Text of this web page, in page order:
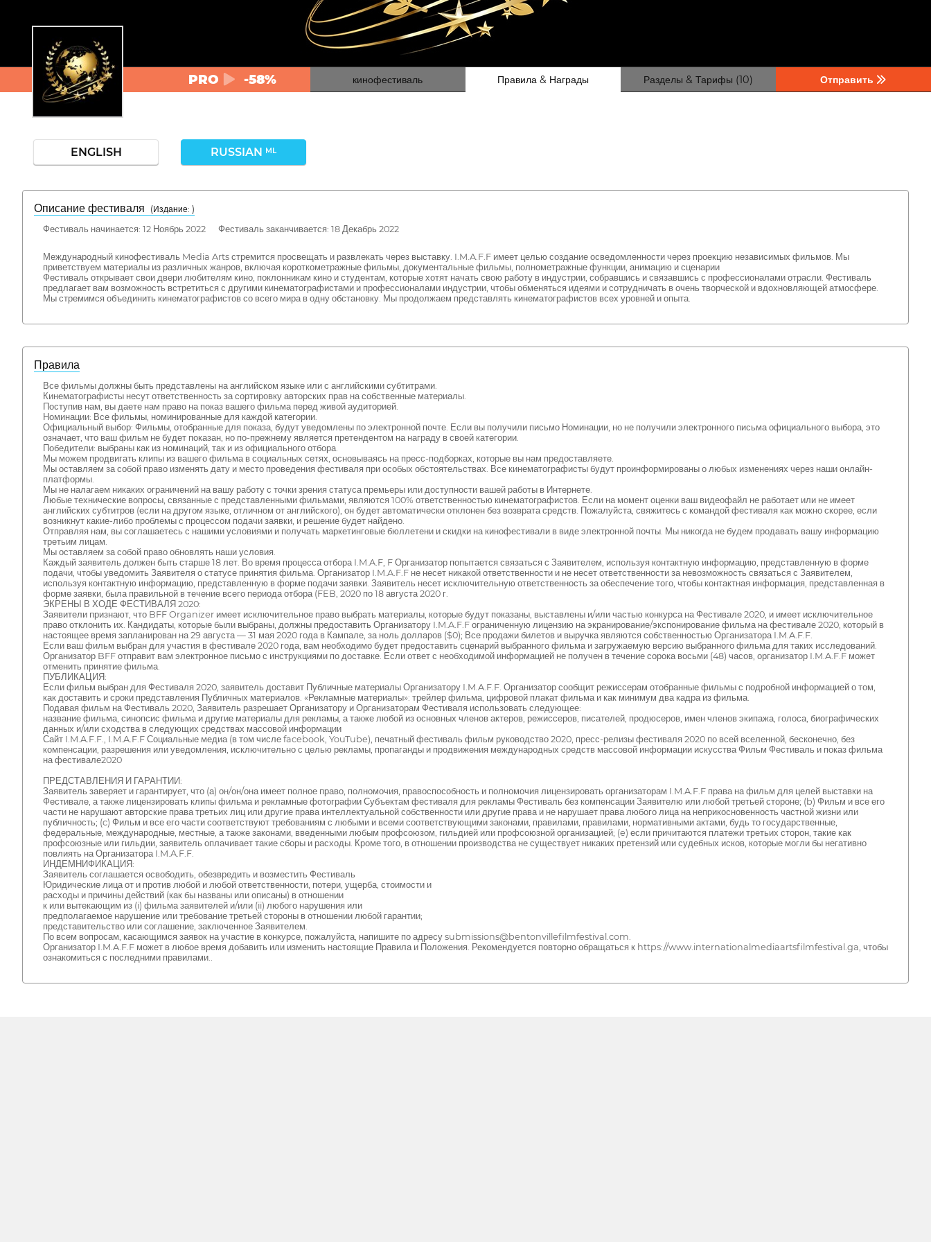
PRO -58% кинофестиваль Правила & Награды Разделы & Тарифы (10) Отправить
ENGLISH RUSSIAN ML
Описание фестиваля
( Издание: )
Фестиваль начинается: 12 Ноябрь 2022 Фестиваль заканчивается: 18 Декабрь 2022
Международный кинофестиваль Media Arts стремится просвещать и развлекать через выставку. I.M.A.F.F имеет целью создание осведомленности через проекцию независимых фильмов. Мы
приветствуем материалы из различных жанров, включая короткометражные фильмы, документальные фильмы, полнометражные функции, анимацию и сценарии
Фестиваль открывает свои двери любителям кино, поклонникам кино и студентам, которые хотят начать свою работу в индустрии, собравшись и связавшись с профессионалами отрасли. Фестиваль
предлагает вам возможность встретиться с другими кинематографистами и профессионалами индустрии, чтобы обменяться идеями и сотрудничать в очень творческой и вдохновляющей атмосфере.
Мы стремимся объединить кинематографистов со всего мира в одну обстановку. Мы продолжаем представлять кинематографистов всех уровней и опыта.
Правила
Все фильмы должны быть представлены на английском языке или с английскими субтитрами.
Кинематографисты несут ответственность за сортировку авторских прав на собственные материалы.
Поступив нам, вы даете нам право на показ вашего фильма перед живой аудиторией.
Номинации: Все фильмы, номинированные для каждой категории.
Официальный выбор: Фильмы, отобранные для показа, будут уведомлены по электронной почте. Если вы получили письмо Номинации, но не получили электронного письма официального выбора, это
означает, что ваш фильм не будет показан, но по-прежнему является претендентом на награду в своей категории.
Победители: выбраны как из номинаций, так и из официального отбора.
Мы можем продвигать клипы из вашего фильма в социальных сетях, основываясь на пресс-подборках, которые вы нам предоставляете.
Мы оставляем за собой право изменять дату и место проведения фестиваля при особых обстоятельствах. Все кинематографисты будут проинформированы о любых изменениях через наши онлайн-
платформы.
Мы не налагаем никаких ограничений на вашу работу с точки зрения статуса премьеры или доступности вашей работы в Интернете.
Любые технические вопросы, связанные с представленными фильмами, являются 100% ответственностью кинематографистов. Если на момент оценки ваш видеофайл не работает или не имеет
английских субтитров (если на другом языке, отличном от английского), он будет автоматически отклонен без возврата средств. Пожалуйста, свяжитесь с командой фестиваля как можно скорее, если
возникнут какие-либо проблемы с процессом подачи заявки, и решение будет найдено.
Отправляя нам, вы соглашаетесь с нашими условиями и получать маркетинговые бюллетени и скидки на кинофестивали в виде электронной почты. Мы никогда не будем продавать вашу информацию
третьим лицам.
Мы оставляем за собой право обновлять наши условия.
Каждый заявитель должен быть старше 18 лет. Во время процесса отбора I.M.A.F, F Организатор попытается связаться с Заявителем, используя контактную информацию, представленную в форме
подачи, чтобы уведомить Заявителя о статусе принятия фильма. Организатор I.M.A.F.F не несет никакой ответственности и не несет ответственности за невозможность связаться с Заявителем,
используя контактную информацию, представленную в форме подачи заявки. Заявитель несет исключительную ответственность за обеспечение того, чтобы контактная информация, представленная в
форме заявки, была правильной в течение всего периода отбора (FEB, 2020 по 18 августа 2020 г.
ЭКРЕНЫ В ХОДЕ ФЕСТИВАЛЯ 2020:
Заявители признают, что BFF Organizer имеет исключительное право выбрать материалы, которые будут показаны, выставлены и/или частью конкурса на Фестивале 2020, и имеет исключительное
право отклонить их. Кандидаты, которые были выбраны, должны предоставить Организатору I.M.A.F.F ограниченную лицензию на экранирование/экспонирование фильма на фестивале 2020, который в
настоящее время запланирован на 29 августа — 31 мая 2020 года в Кампале, за ноль долларов ($0); Все продажи билетов и выручка являются собственностью Организатора I.M.A.F.F.
Если ваш фильм выбран для участия в фестивале 2020 года, вам необходимо будет предоставить сценарий выбранного фильма и загружаемую версию выбранного фильма для таких исследований.
Организатор BFF отправит вам электронное письмо с инструкциями по доставке. Если ответ с необходимой информацией не получен в течение сорока восьми (48) часов, организатор I.M.A.F.F может
отменить принятие фильма.
ПУБЛИКАЦИЯ:
Если фильм выбран для Фестиваля 2020, заявитель доставит Публичные материалы Организатору I.M.A.F.F. Организатор сообщит режиссерам отобранные фильмы с подробной информацией о том,
как доставить и сроки представления Публичных материалов. «Рекламные материалы»: трейлер фильма, цифровой плакат фильма и как минимум два кадра из фильма.
Подавая фильм на Фестиваль 2020, Заявитель разрешает Организатору и Организаторам Фестиваля использовать следующее:
название фильма, синопсис фильма и другие материалы для рекламы, а также любой из основных членов актеров, режиссеров, писателей, продюсеров, имен членов экипажа, голоса, биографических
данных и/или сходства в следующих средствах массовой информации
Сайт I.M.A.F.F., I.M.A.F.F Социальные медиа (в том числе facebook, YouTube), печатный фестиваль фильм руководство 2020, пресс-релизы фестиваля 2020 по всей вселенной, бесконечно, без
компенсации, разрешения или уведомления, исключительно с целью рекламы, пропаганды и продвижения международных средств массовой информации искусства Фильм Фестиваль и показ фильма
на фестивале2020
ПРЕДСТАВЛЕНИЯ И ГАРАНТИИ:
Заявитель заверяет и гарантирует, что (а) он/он/она имеет полное право, полномочия, правоспособность и полномочия лицензировать организаторам I.M.A.F.F права на фильм для целей выставки на
Фестивале, а также лицензировать клипы фильма и рекламные фотографии Субъектам фестиваля для рекламы Фестиваль без компенсации Заявителю или любой третьей стороне; (b) Фильм и все его
части не нарушают авторские права третьих лиц или другие права интеллектуальной собственности или другие права и не нарушает права любого лица на неприкосновенность частной жизни или
публичность; (c) Фильм и все его части соответствуют требованиям с любыми и всеми соответствующими законами, правилами, правилами, нормативными актами, будь то государственные,
федеральные, международные, местные, а также законами, введенными любым профсоюзом, гильдией или профсоюзной организацией; (e) если причитаются платежи третьих сторон, такие как
профсоюзные или гильдии, заявитель оплачивает такие сборы и расходы. Кроме того, в отношении производства не существует никаких претензий или судебных исков, которые могли бы негативно
повлиять на Организатора I.M.A.F.F.
ИНДЕМНИФИКАЦИЯ:
Заявитель соглашается освободить, обезвредить и возместить Фестиваль
Юридические лица от и против любой и любой ответственности, потери, ущерба, стоимости и
расходы и причины действий (как бы названы или описаны) в отношении
к или вытекающим из (i) фильма заявителей и/или (ii) любого нарушения или
предполагаемое нарушение или требование третьей стороны в отношении любой гарантии;
представительство или соглашение, заключенное Заявителем.
По всем вопросам, касающимся заявок на участие в конкурсе, пожалуйста, напишите по адресу submissions@bentonvillefilmfestival.com.
Организатор I.M.A.F.F может в любое время добавить или изменить настоящие Правила и Положения. Рекомендуется повторно обращаться к https://www.internationalmediaartsfilmfestival.ga, чтобы
ознакомиться с последними правилами..